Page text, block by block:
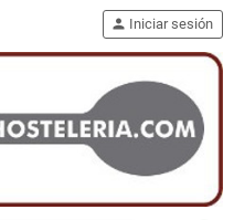
person Iniciar sesión